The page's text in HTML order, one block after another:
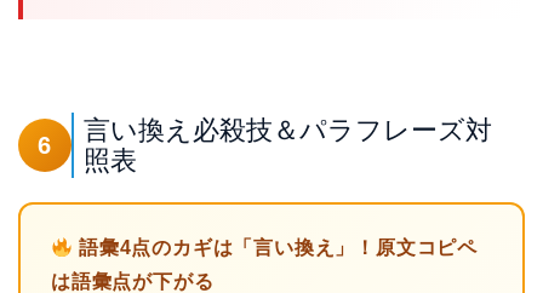
6
言い換え必殺技＆パラフレーズ対
照表
語彙4点のカギは「言い換え」！原文コピペ
は語彙点が下がる